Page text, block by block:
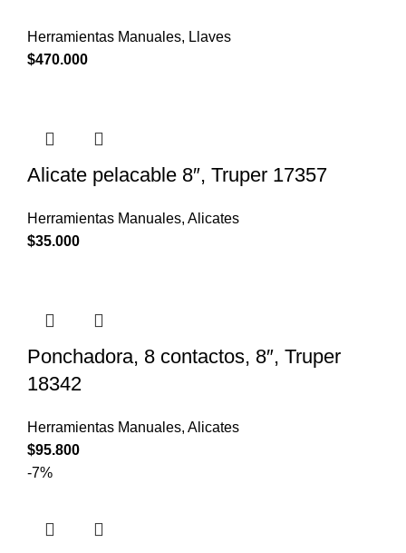
Herramientas Manuales, Llaves
$470.000
Alicate pelacable 8″, Truper 17357
Herramientas Manuales, Alicates
$35.000
Ponchadora, 8 contactos, 8″, Truper
18342
Herramientas Manuales, Alicates
$95.800
-7%